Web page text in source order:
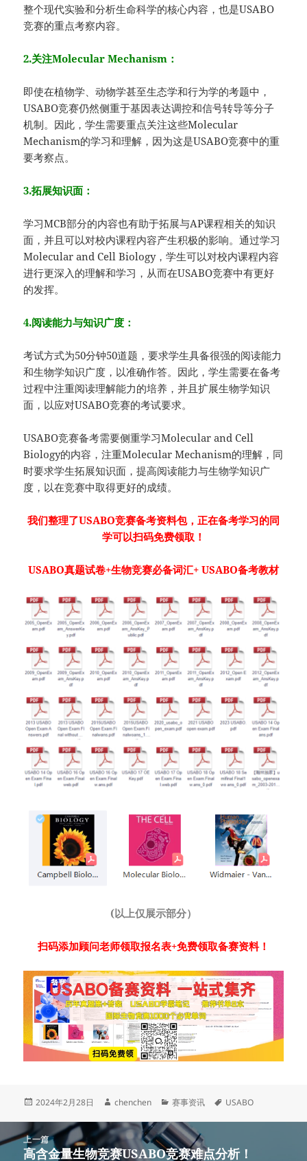
整个现代实验和分析生命科学的核心内容，也是USABO
竞赛的重点考察内容。
2.关注Molecular Mechanism：
即使在植物学、动物学甚至生态学和行为学的考题中，
USABO竞赛仍然侧重于基因表达调控和信号转导等分子
机制。因此，学生需要重点关注这些Molecular
Mechanism的学习和理解，因为这是USABO竞赛中的重
要考察点。
3.拓展知识面：
学习MCB部分的内容也有助于拓展与AP课程相关的知识
面，并且可以对校内课程内容产生积极的影响。通过学习
Molecular and Cell Biology，学生可以对校内课程内容
进行更深入的理解和学习，从而在USABO竞赛中有更好
的发挥。
4.阅读能力与知识广度：
考试方式为50分钟50道题，要求学生具备很强的阅读能力
和生物学知识广度，以准确作答。因此，学生需要在备考
过程中注重阅读理解能力的培养，并且扩展生物学知识
面，以应对USABO竞赛的考试要求。
USABO竞赛备考需要侧重学习Molecular and Cell
Biology的内容，注重Molecular Mechanism的理解，同
时要求学生拓展知识面，提高阅读能力与生物学知识广
度，以在竞赛中取得更好的成绩。
我们整理了USABO竞赛备考资料包，正在备考学习的同
学可以扫码免费领取！
USABO真题试卷+生物竞赛必备词汇+ USABO备考教材
(以上仅展示部分）
扫码添加顾问老师领取报名表+免费领取备赛资料！
发
2024年2月28日
作
chenchen
分
赛事资讯
标
USABO
章
上一篇
上
高含金量生物竞赛USABO竞赛难点分析！